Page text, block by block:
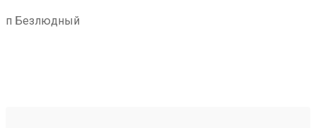
п Безлюдный